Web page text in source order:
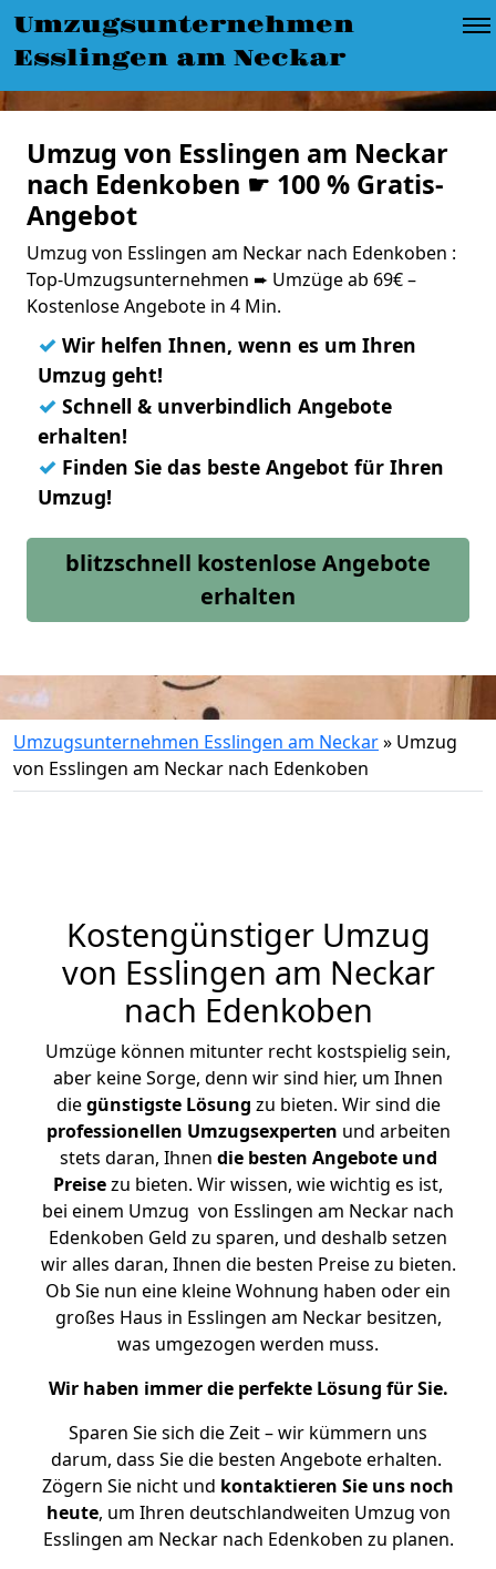
Umzugsunternehmen
Esslingen am Neckar
Umzug von Esslingen am Neckar
nach Edenkoben ☛ 100 % Gratis-
Angebot
Umzug von Esslingen am Neckar nach Edenkoben :
Top-Umzugsunternehmen ➨ Umzüge ab 69€ –
Kostenlose Angebote in 4 Min.
✓ Wir helfen Ihnen, wenn es um Ihren
Umzug geht!
✓ Schnell & unverbindlich Angebote
erhalten!
✓ Finden Sie das beste Angebot für Ihren
Umzug!
blitzschnell kostenlose Angebote
erhalten
Umzugsunternehmen Esslingen am Neckar» Umzug
von Esslingen am Neckar nach Edenkoben
Kostengünstiger Umzug
von Esslingen am Neckar
nach Edenkoben
Umzüge können mitunter recht kostspielig sein,
aber keine Sorge, denn wir sind hier, um Ihnen
diegünstigste Lösung zu bieten. Wir sind die
professionellen Umzugsexperten und arbeiten
stets daran, Ihnen die besten Angebote und
Preisezu bieten. Wir wissen, wie wichtig es ist,
bei einem Umzug von Esslingen am Neckar nach
Edenkoben Geld zu sparen, und deshalb setzen
wir alles daran, Ihnen die besten Preise zu bieten.
Ob Sie nun eine kleine Wohnung haben oder ein
großes Haus in Esslingen am Neckar besitzen,
was umgezogen werden muss.
Wir haben immer die perfekte Lösung für Sie.
Sparen Sie sich die Zeit – wir kümmern uns
darum, dass Sie die besten Angebote erhalten.
Zögern Sie nicht und kontaktieren Sie uns noch
heute, um Ihren deutschlandweiten Umzug von
Esslingen am Neckar nach Edenkoben zu planen.